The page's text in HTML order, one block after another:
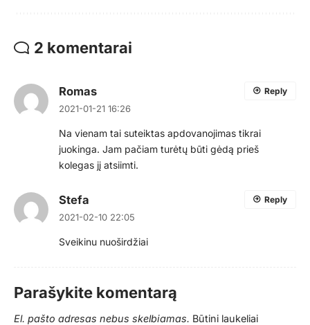
2 komentarai
Romas
2021-01-21 16:26
Na vienam tai suteiktas apdovanojimas tikrai
juokinga. Jam pačiam turėtų būti gėdą prieš
kolegas jį atsiimti.
Reply
Stefa
2021-02-10 22:05
Sveikinu nuoširdžiai
Reply
Parašykite komentarą
El. pašto adresas nebus skelbiamas. Būtini laukeliai